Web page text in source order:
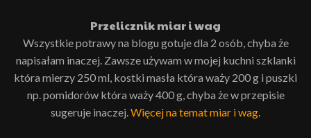
Przelicznik miar i wag
Wszystkie potrawy na blogu gotuje dla 2 osób, chyba że
napisałam inaczej. Zawsze używam w mojej kuchni szklanki
która mierzy 250 ml, kostki masła która waży 200 g i puszki
np. pomidorów która waży 400 g, chyba że w przepisie
sugeruje inaczej.Więcej na temat miar i wag.